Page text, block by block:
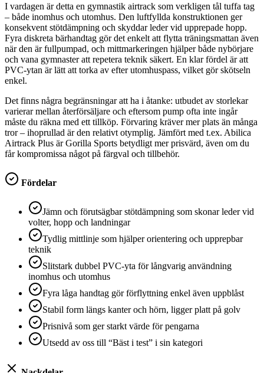
I vardagen är detta en gymnastik airtrack som verkligen tål tuffa tag
– både inomhus och utomhus. Den luftfyllda konstruktionen ger
konsekvent stötdämpning och skyddar leder vid upprepade hopp.
Fyra diskreta bärhandtag gör det enkelt att flytta träningsmattan även
när den är fullpumpad, och mittmarkeringen hjälper både nybörjare
och vana gymnaster att repetera teknik säkert. En klar fördel är att
PVC-ytan är lätt att torka av efter utomhuspass, vilket gör skötseln
enkel.
Det finns några begränsningar att ha i åtanke: utbudet av storlekar
varierar mellan återförsäljare och eftersom pump ofta inte ingår
måste du räkna med ett tillköp. Förvaring kräver mer plats än många
tror – ihoprullad är den relativt otymplig. Jämfört med t.ex. Abilica
Airtrack Plus är Gorilla Sports betydligt mer prisvärd, även om du
får kompromissa något på färgval och tillbehör.
Fördelar
Jämn och förutsägbar stötdämpning som skonar leder vid
volter, hopp och landningar
Tydlig mittlinje som hjälper orientering och upprepbar
teknik
Slitstark dubbel PVC-yta för långvarig användning
inomhus och utomhus
Fyra låga handtag gör förflyttning enkel även uppblåst
Stabil form längs kanter och hörn, ligger platt på golv
Prisnivå som ger starkt värde för pengarna
Utsedd av oss till “Bäst i test” i sin kategori